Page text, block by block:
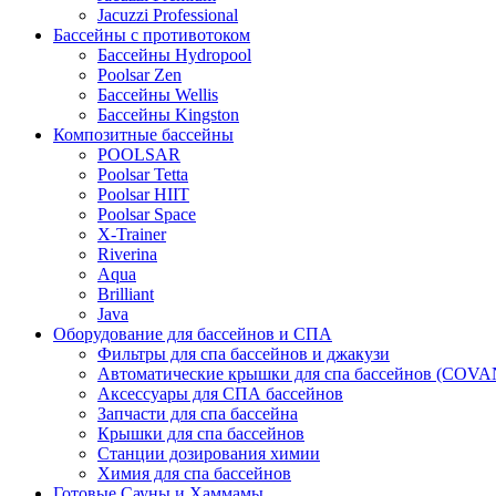
Jacuzzi Professional
Бассейны с противотоком
Бассейны Hydropool
Poolsar Zen
Бассейны Wellis
Бассейны Kingston
Композитные бассейны
POOLSAR
Poolsar Tetta
Poolsar HIIT
Poolsar Space
X-Trainer
Riverina
Aqua
Brilliant
Java
Оборудование для бассейнов и СПА
Фильтры для спа бассейнов и джакузи
Автоматические крышки для спа бассейнов
Аксессуары для СПА бассейнов
Запчасти для спа бассейна
Крышки для спа бассейнов
Станции дозирования химии
Химия для спа бассейнов